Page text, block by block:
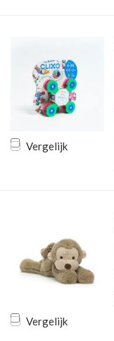
Vergelijk
Vergelijk